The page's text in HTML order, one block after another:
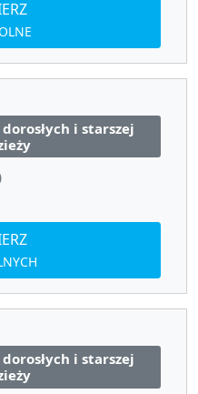
i starszej
i starszej